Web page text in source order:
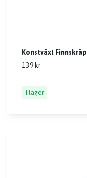
Konstväxt
139 kr
I lager